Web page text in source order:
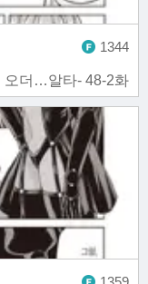
오더…알타- 48-2화
1344